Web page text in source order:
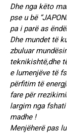
Dhe nga këto
pse u bë
pa i parë as
Dhe mundet të
zbuluar
teknikishtë,dhe
e lumenjëve të
përfitim të
fare për
largim nga
madhe !
Menjëherë pas